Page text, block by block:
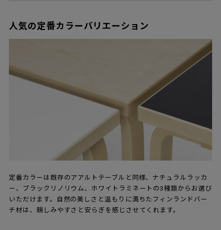
人気の定番カラーバリエーション
定番カラーは既存のアアルトテーブルと同様、ナチュラルラッカ
ー、ブラックリノリウム、ホワイトラミネートの3種類からお選び
いただけます。自然の美しさと温もりに満ちたフィンランドバー
チ材は、親しみやすさと安らぎを感じさせてくれます。